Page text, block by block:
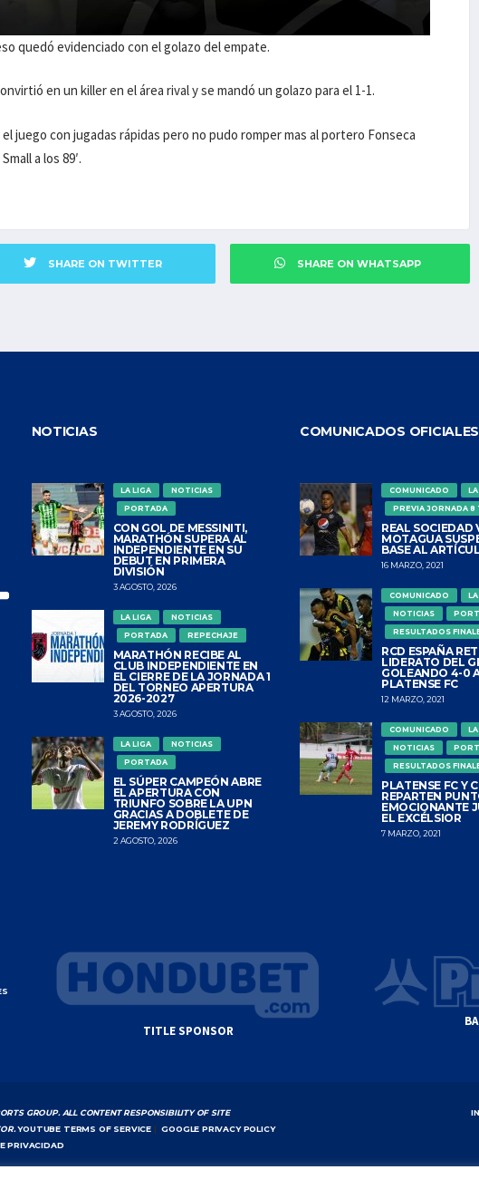
quedó evidenciado con el golazo del empate.
en un killer en el área rival y se mandó un golazo para el 1-1.
juego con jugadas rápidas pero no pudo romper mas al portero Fonseca
a los 89′.
SHARE ON TWITTER SHARE ON WHATSAPP
NOTICIAS
LA LIGA
NOTICIAS
PORTADA
CON GOL DE MESSINITI,
MARATHÓN SUPERA AL
INDEPENDIENTE EN SU
DEBUT EN PRIMERA
DIVISIÓN
3 AGOSTO, 2026
LA LIGA
NOTICIAS
PORTADA
REPECHAJE
MARATHÓN RECIBE AL
CLUB INDEPENDIENTE EN
EL CIERRE DE LA JORNADA 1
DEL TORNEO APERTURA
2026-2027
3 AGOSTO, 2026
LA LIGA
NOTICIAS
PORTADA
EL SÚPER CAMPEÓN ABRE
EL APERTURA CON
TRIUNFO SOBRE LA UPN
GRACIAS A DOBLETE DE
JEREMY RODRÍGUEZ
2 AGOSTO, 2026
COMUNICADOS OFICIALES
COMUNICADO
PREVIA JORNADA 8
REAL SOCIEDAD
MOTAGUA
BASE AL
16 MARZO, 2021
COMUNICADO
NOTICIAS
RESULTADOS
RCD ESPAÑA
LIDERATO DEL
GOLEANDO 4-0
PLATENSE FC
12 MARZO, 2021
COMUNICADO
NOTICIAS
RESULTADOS
PLATENSE FC Y
REPARTEN
EMOCIONANTE
EL EXCÉLSIOR
7 MARZO, 2021
TITLE SPONSOR
GROUP. ALL CONTENT RESPONSIBILITY OF SITE
YOUTUBE TERMS OF SERVICE |GOOGLE PRIVACY POLICY
PRIVACIDAD